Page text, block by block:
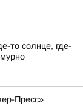
то солнце, где-
Пресс»